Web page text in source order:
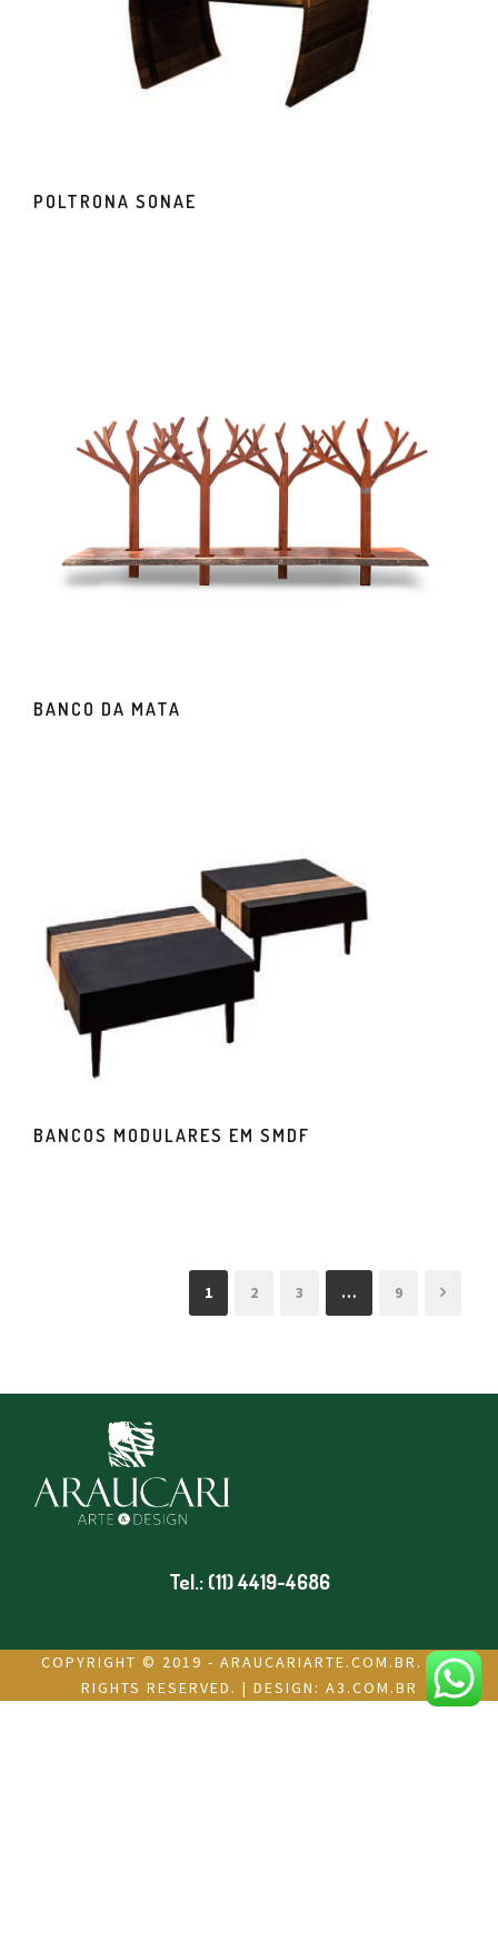
POLTRONA SONAE
BANCO DA MATA
BANCOS MODULARES EM SMDF
1 2 3 … 9
Tel.: (11) 4419-4686
COPYRIGHT © 2019 - ARAUCARIARTE.COM.BR. ALL
RIGHTS RESERVED. | DESIGN: A3.COM.BR